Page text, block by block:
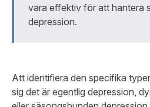
vara effektiv för att hantera
depression.
Att identifiera den specifika
sig det är egentlig depression,